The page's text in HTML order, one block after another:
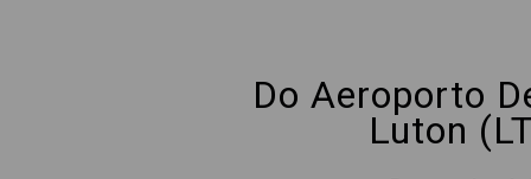
Do Aeroporto
Luton